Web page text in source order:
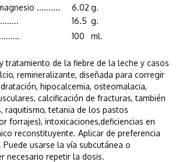
..........
6.02 g.
16.5 g.
100 ml.
tratamiento de la fiebre de la leche y casos
remineralizante, diseñada para corregir
hipocalcemia, osteomalacia,
calcificación de fracturas, también
raquitismo, tetania de los pastos
forrajes), intoxicaciones,deficiencias en
reconstituyente. Aplicar de preferencia
usarse la vía subcutánea o
necesario repetir la dosis.